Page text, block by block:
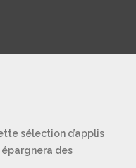
sélection d’applis
des